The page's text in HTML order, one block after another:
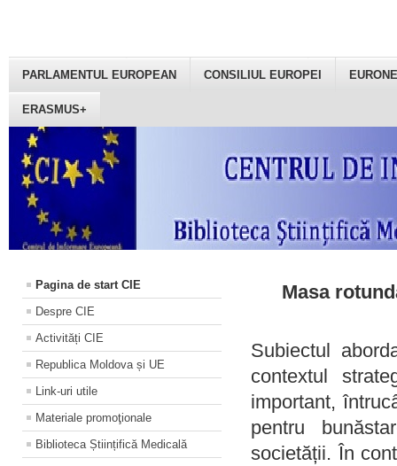
PARLAMENTUL EUROPEAN CONSILIUL EUROPEI
ERASMUS+
Pagina de start CIE
Despre CIE
Activități CIE
Republica Moldova și UE
Link-uri utile
Materiale promoţionale
Biblioteca Științifică Medicală
Masa
Subiectul
contextul
important,
pentru
societății. În